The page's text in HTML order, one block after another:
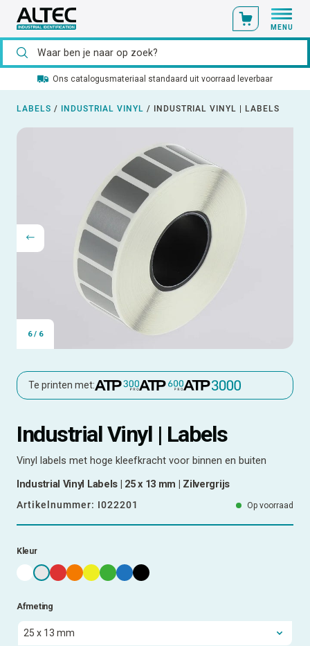
MENU
Ons catalogusmateriaal standaard uit voorraad leverbaar
LABELS / INDUSTRIAL VINYL / INDUSTRIAL VINYL | LABELS
6/ 6
Te printen met:
Industrial Vinyl | Labels
Vinyl labels met hoge kleefkracht voor binnen en buiten
Industrial Vinyl Labels | 25 x 13 mm | Zilvergrijs
Artikelnummer: I022201 Op voorraad
Kleur
Afmeting